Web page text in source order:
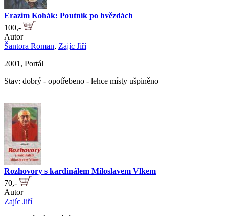
Erazim Kohák: Poutník po hvězdách
100,-
Autor
Šantora Roman, Zajíc Jiří
2001, Portál
Stav: dobrý - opotřebeno - lehce místy ušpiněno
Rozhovory s kardinálem Miloslavem Vlkem
70,-
Autor
Zajíc Jiří